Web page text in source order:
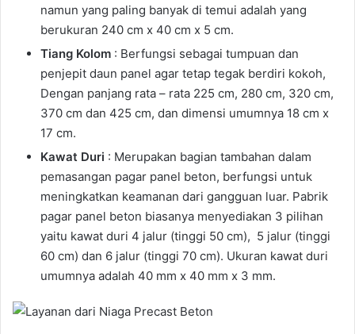
namun yang paling banyak di temui adalah yang
berukuran 240 cm x 40 cm x 5 cm.
Tiang Kolom : Berfungsi sebagai tumpuan dan
penjepit daun panel agar tetap tegak berdiri kokoh,
Dengan panjang rata – rata 225 cm, 280 cm, 320 cm,
370 cm dan 425 cm, dan dimensi umumnya 18 cm x
17 cm.
Kawat Duri : Merupakan bagian tambahan dalam
pemasangan pagar panel beton, berfungsi untuk
meningkatkan keamanan dari gangguan luar. Pabrik
pagar panel beton biasanya menyediakan 3 pilihan
yaitu kawat duri 4 jalur (tinggi 50 cm), 5 jalur (tinggi
60 cm) dan 6 jalur (tinggi 70 cm). Ukuran kawat duri
umumnya adalah 40 mm x 40 mm x 3 mm.